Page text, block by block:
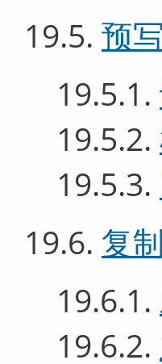
19.5. 预
19.5.1.
19.5.2.
19.5.3.
19.6. 复制
19.6.1.
19.6.2.